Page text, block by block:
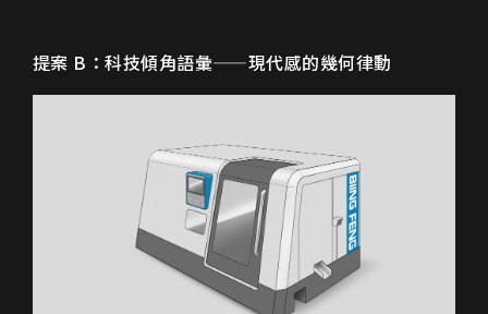
提案 B：科技傾角語彙——現代感的幾何律動